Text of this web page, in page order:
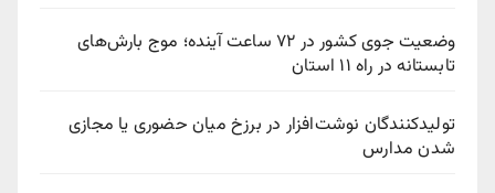
وضعیت جوی کشور در ۷۲ ساعت آینده؛ موج بارش‌های
تابستانه در راه ۱۱ استان
تولیدکنندگان نوشت‌افزار در برزخ میان حضوری یا مجازی
شدن مدارس